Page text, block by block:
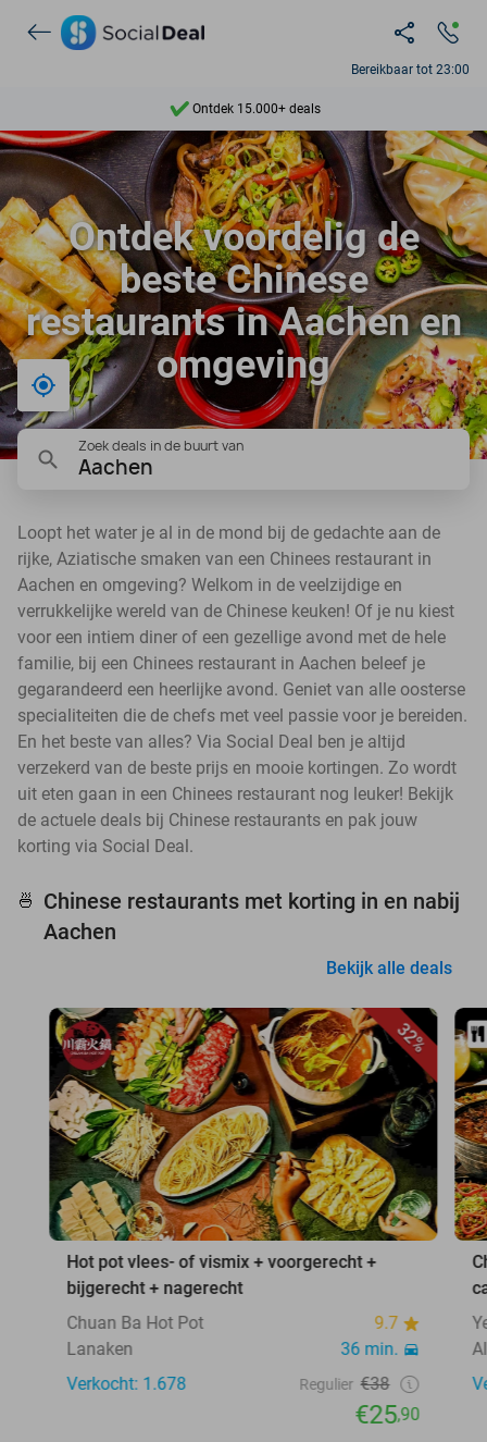
Bereikbaar tot 23:00
Ontdek 15.000+ deals
7 dagen per week beschikbaar
10+ miljoen leden
9,4
Ontdek 15.000+ deals
Ontdek voordelig de
beste Chinese
restaurants in Aachen en
omgeving
Bij mij in de buurt
Zoek deals in de buurt van
Aachen
Loopt het water je al in de mond bij de gedachte aan de
rijke, Aziatische smaken van een Chinees restaurant in
Aachen en omgeving? Welkom in de veelzijdige en
verrukkelijke wereld van de Chinese keuken! Of je nu kiest
voor een intiem diner of een gezellige avond met de hele
familie, bij een Chinees restaurant in Aachen beleef je
gegarandeerd een heerlijke avond. Geniet van alle oosterse
specialiteiten die de chefs met veel passie voor je bereiden.
En het beste van alles? Via Social Deal ben je altijd
verzekerd van de beste prijs en mooie kortingen. Zo wordt
uit eten gaan in een Chinees restaurant nog leuker! Bekijk
de actuele deals bij Chinese restaurants en pak jouw
korting via Social Deal.
🍜
Chinese restaurants met korting in en nabij
Aachen
Bekijk alle deals
32%
Hot pot vlees- of vismix + voorgerecht +
bijgerecht + nagerecht
Chuan Ba Hot Pot
9.7
Lanaken
36 min.
Verkocht: 1.678
Regulier €38
€25,90